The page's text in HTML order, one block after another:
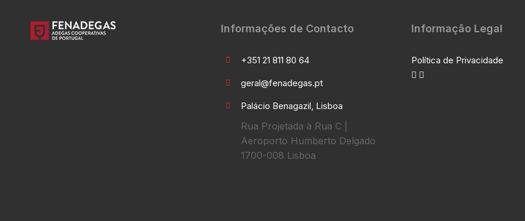
Informações de Contacto
+351 21 811 80 64
geral@fenadegas.pt
Palácio Benagazil, Lisboa
Rua Projetada à Rua C |
Aeroporto Humberto Delgado
1700-008 Lisboa
Informação Legal
Política de Privacidade